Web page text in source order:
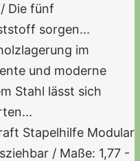
Die fünf
sorgen...
im
und moderne
Stahl lässt sich
Stapelhilfe Modular
/ Maße: 1,77 -